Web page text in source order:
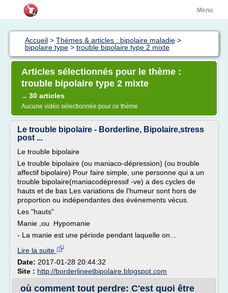
Menu
Accueil > Thèmes & articles : bipolaire maladie >
bipolaire type > trouble bipolaire type 2 mixte
Articles sélectionnés pour le thème :
trouble bipolaire type 2 mixte
→ 30 articles
Aucune vidéo sélectionnée pour ce thème
Le trouble bipolaire - Borderline, Bipolaire,stress
post ...
Le trouble bipolaire
Le trouble bipolaire (ou maniaco-dépression) (ou trouble
affectif bipolaire) Pour faire simple, une personne qui a un
trouble bipolaire(maniacodépressif -ve) a des cycles de
hauts et de bas Les variations de l'humeur sont hors de
proportion ou indépendantes des événements vécus.
Les "hauts"
Manie ,ou Hypomanie
- La manie est une période pendant laquelle on...
Lire la suite
Date: 2017-01-28 20:44:32
Site : http://borderlineetbipolaire.blogspot.com
où comment tout perdre: C'est quoi être